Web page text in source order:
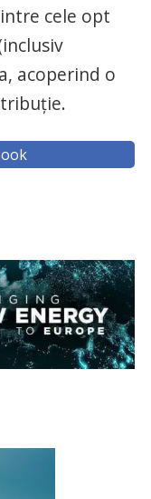
cele opt
acoperind o